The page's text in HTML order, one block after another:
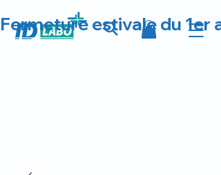
Fermeture estivale du 1er